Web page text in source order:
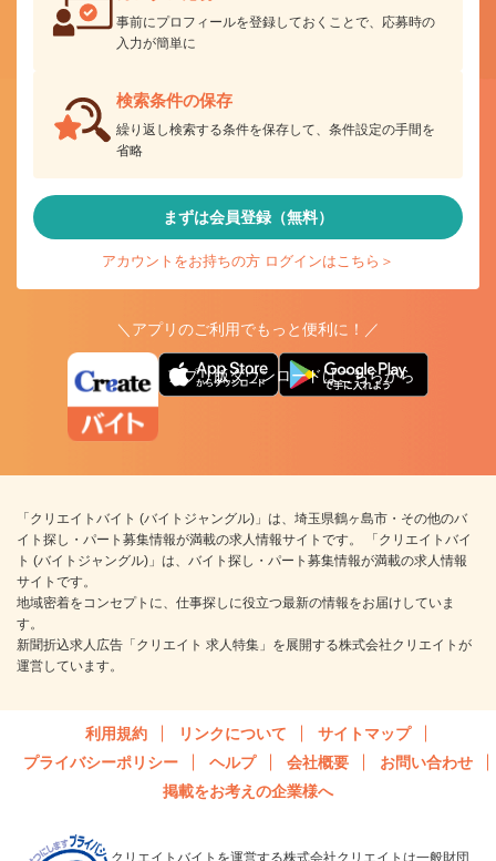
事前にプロフィールを登録しておくことで、応募時の
入力が簡単に
検索条件の保存
繰り返し検索する条件を保存して、条件設定の手間を
省略
まずは会員登録（無料）
アカウントをお持ちの方 ログインはこちら＞
＼アプリのご利用でもっと便利に！／
アプリ版ダウンロードはこちらから
「クリエイトバイト (バイトジャングル)」は、埼玉県鶴ヶ島市・その他のバ
イト探し・パート募集情報が満載の求人情報サイトです。 「クリエイトバイ
ト (バイトジャングル)」は、バイト探し・パート募集情報が満載の求人情報
サイトです。
地域密着をコンセプトに、仕事探しに役立つ最新の情報をお届けしていま
す。
新聞折込求人広告「クリエイト 求人特集」を展開する株式会社クリエイトが
運営しています。
利用規約 リンクについて
サイトマップ
プライバシーポリシー
ヘルプ 会社概要
お問い合わせ
掲載をお考えの企業様へ
クリエイトバイトを運営する株式会社クリエイトは一般財団